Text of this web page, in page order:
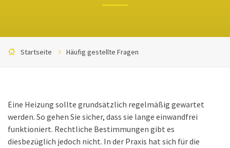
Startseite Häufig gestellte Fragen
Eine Heizung sollte grundsätzlich regelmäßig gewartet
werden. So gehen Sie sicher, dass sie lange einwandfrei
funktioniert. Rechtliche Bestimmungen gibt es
diesbezüglich jedoch nicht. In der Praxis hat sich für die